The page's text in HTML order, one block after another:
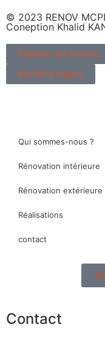
© 2023 RENOV
Coneption Khalid
Politique des cookies
Mentions légales
Qui sommes-nous ?
Rénovation intérieure
Rénovation extérieure
Réalisations
contact
Contact